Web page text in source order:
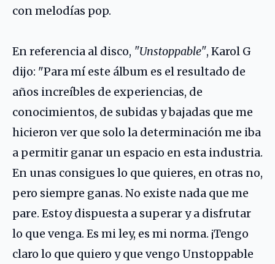
con melodías pop.
En referencia al disco, "Unstoppable", Karol G
dijo: "Para mí este álbum es el resultado de
años increíbles de experiencias, de
conocimientos, de subidas y bajadas que me
hicieron ver que solo la determinación me iba
a permitir ganar un espacio en esta industria.
En unas consigues lo que quieres, en otras no,
pero siempre ganas. No existe nada que me
pare. Estoy dispuesta a superar y a disfrutar
lo que venga. Es mi ley, es mi norma. ¡Tengo
claro lo que quiero y que vengo Unstoppable